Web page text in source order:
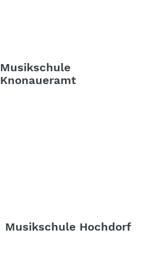
Musikschule
Knonaueramt
Musikschule Hochdorf